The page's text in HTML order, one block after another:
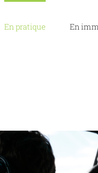
En pratique En